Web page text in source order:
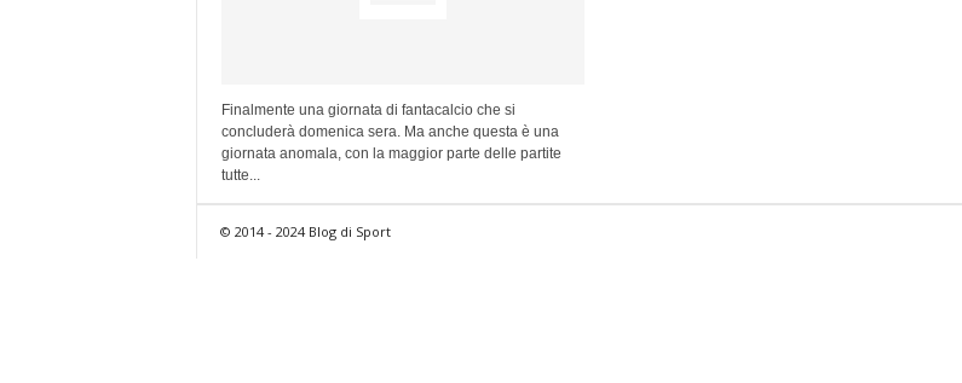
Finalmente una giornata di fantacalcio che si
concluderà domenica sera. Ma anche questa è una
giornata anomala, con la maggior parte delle partite
tutte...
© 2014 - 2024 Blog di Sport